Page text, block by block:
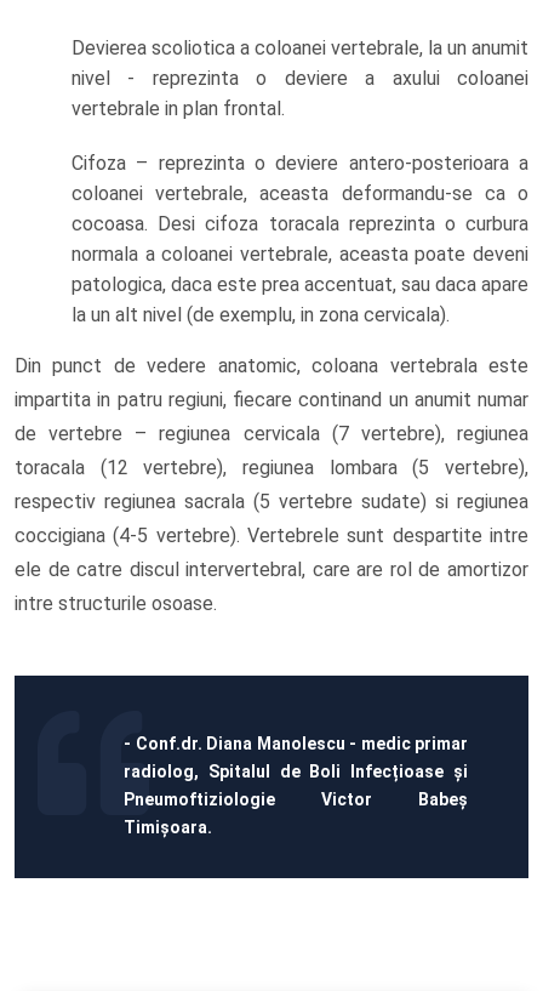
Devierea scoliotica a coloanei vertebrale, la un anumit
nivel - reprezinta o deviere a axului coloanei
vertebrale in plan frontal.
Cifoza – reprezinta o deviere antero-posterioara a
coloanei vertebrale, aceasta deformandu-se ca o
cocoasa. Desi cifoza toracala reprezinta o curbura
normala a coloanei vertebrale, aceasta poate deveni
patologica, daca este prea accentuat, sau daca apare
la un alt nivel (de exemplu, in zona cervicala).
Din punct de vedere anatomic, coloana vertebrala este
impartita in patru regiuni, fiecare continand un anumit numar
de vertebre – regiunea cervicala (7 vertebre), regiunea
toracala (12 vertebre), regiunea lombara (5 vertebre),
respectiv regiunea sacrala (5 vertebre sudate) si regiunea
coccigiana (4-5 vertebre). Vertebrele sunt despartite intre
ele de catre discul intervertebral, care are rol de amortizor
intre structurile osoase.
- Conf.dr. Diana Manolescu - medic primar
radiolog, Spitalul de Boli Infecțioase și
Pneumoftiziologie Victor Babeș
Timișoara.